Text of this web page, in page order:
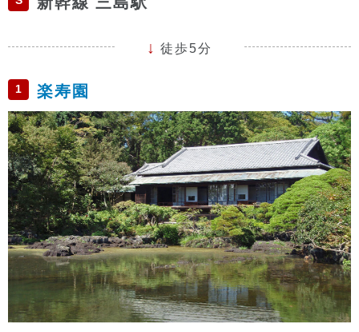
徒歩5分
1 楽寿園